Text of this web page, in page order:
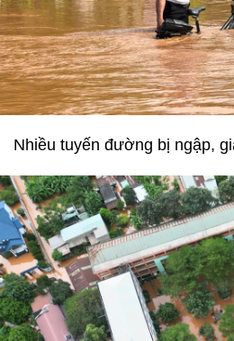
Nhiều tuyến đường bị ngập,